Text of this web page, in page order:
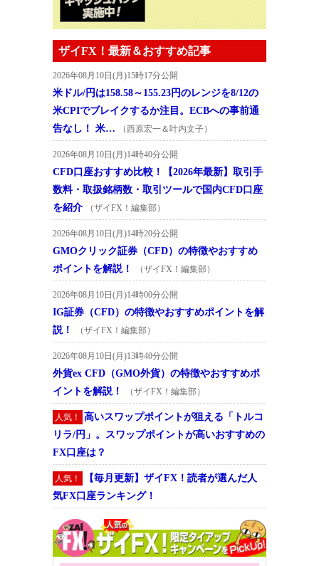
ザイFX！最新＆おすすめ記事
2026年08月10日(月)15時17分公開
米ドル/円は158.58～155.23円のレンジを8/12の
米CPIでブレイクするか注目。ECBへの事前通
告なし！ 米…
（西原宏一＆叶内文子）
2026年08月10日(月)14時40分公開
CFD口座おすすめ比較！【2026年最新】取引手
数料・取扱銘柄数・取引ツールで国内CFD口座
を紹介
（ザイFX！編集部）
2026年08月10日(月)14時20分公開
GMOクリック証券（CFD）の特徴やおすすめ
ポイントを解説！
（ザイFX！編集部）
2026年08月10日(月)14時00分公開
IG証券（CFD）の特徴やおすすめポイントを解
説！
（ザイFX！編集部）
2026年08月10日(月)13時40分公開
外貨ex CFD（GMO外貨）の特徴やおすすめポ
イントを解説！
（ザイFX！編集部）
人気！
高いスワップポイントが狙える「トルコ
リラ/円」。スワップポイントが高いおすすめの
FX口座は？
人気！
【毎月更新】ザイFX！読者が選んだ人
気FX口座ランキング！